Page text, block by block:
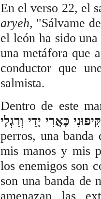
En el verso 22, el
aryeh, "Sálvame
el león ha sido
una metáfora que
conductor que
salmista.
Dentro de este
כָּאֲרִי יָדַי וְרַגְלָי
perros, una banda
mis manos y mis
los enemigos son
son una banda de
amenazan las